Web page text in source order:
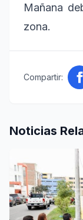
Mañana
zona.
Compartir:
Noticias